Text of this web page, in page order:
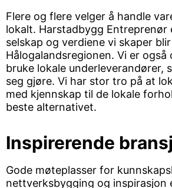
Flere og flere velger å handle
lokalt. Harstadbygg Entreprenør
selskap og verdiene vi skaper
Hålogalandsregionen. Vi er
bruke lokale underleverandører,
seg gjøre. Vi har stor tro på at
med kjennskap til de lokale
beste alternativet.
Inspirerende
Gode møteplasser for
nettverksbygging og inspirasjon